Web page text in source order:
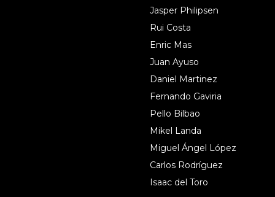
Jasper Philipsen
Rui Costa
Enric Mas
Juan Ayuso
Daniel Martinez
Fernando Gaviria
Pello Bilbao
Mikel Landa
Miguel Ángel López
Carlos Rodríguez
Isaac del Toro